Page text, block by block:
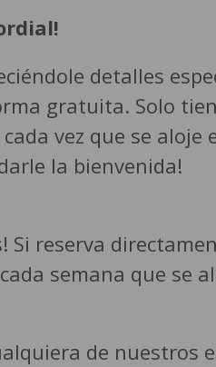
detalles
gratuita. Solo
vez que se aloje
la bienvenida!
Si reserva
semana que se
de nuestros